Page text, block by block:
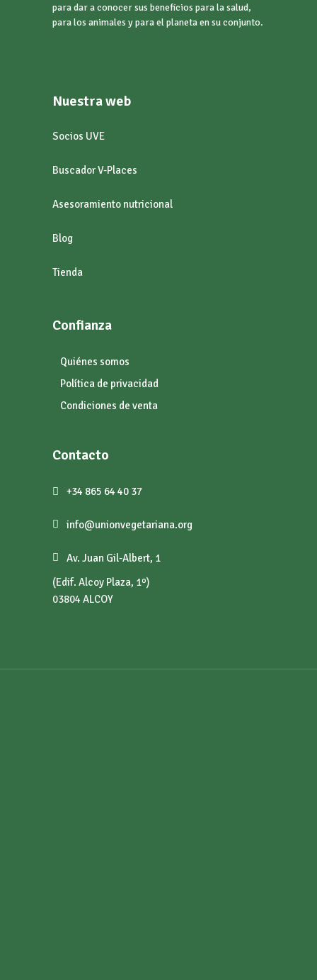
para dar a conocer sus beneficios para la salud,
para los animales y para el planeta en su conjunto.
Nuestra web
Socios UVE
Buscador V-Places
Asesoramiento nutricional
Blog
Tienda
Confianza
Quiénes somos
Política de privacidad
Condiciones de venta
Contacto
+34 865 64 40 37
info@unionvegetariana.org
Av. Juan Gil-Albert, 1
(Edif. Alcoy Plaza, 1º)
03804 ALCOY